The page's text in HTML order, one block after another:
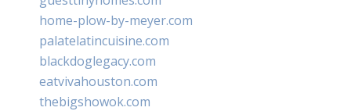
home-plow-by-meyer.com
palatelatincuisine.com
blackdoglegacy.com
eatvivahouston.com
thebigshowok.com